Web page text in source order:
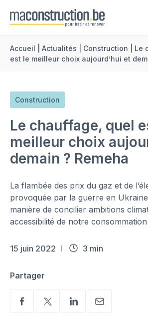
Accueil Actualités Construction
Le
est le meilleur choix aujourd’hui et
Construction
Le chauffage, quel
meilleur choix
demain ? Remeha
La flambée des prix du gaz et de
provoquée par la guerre en
manière de concilier ambitions
accessibilité de notre
15 juin 2022 3 min
Partager